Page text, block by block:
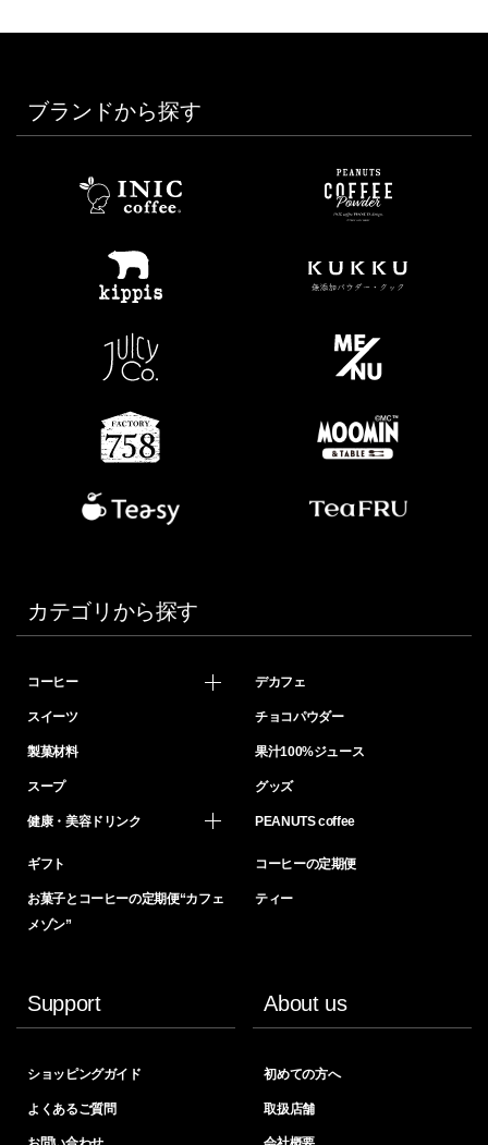
ブランドから探す
カテゴリから探す
コーヒー デカフェ
スイーツ チョコパウダー
製菓材料 果汁100%ジュース
スープ グッズ
健康・美容ドリンク PEANUTS coffee
ギフト コーヒーの定期便
お菓子とコーヒーの定期便“カフェ
メゾン”
ティー
Support
ショッピングガイド
よくあるご質問
About us
初めての方へ
取扱店舗